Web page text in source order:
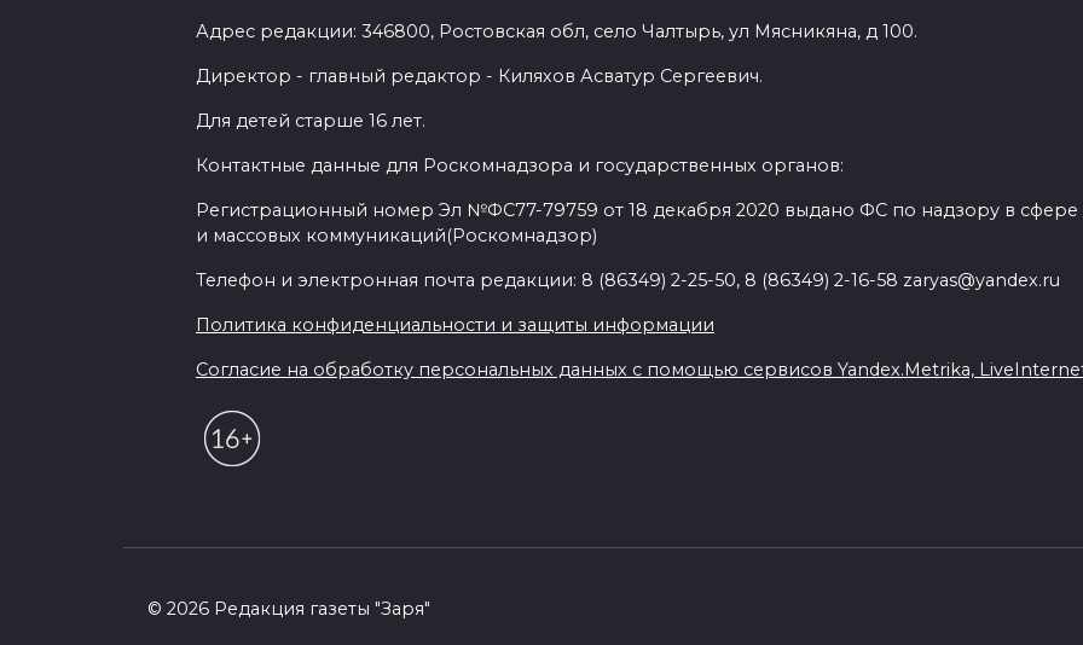
Адрес редакции: 346800, Ростовская обл, село Чалтырь, ул Мясникяна, д 100.
Директор - главный редактор - Киляхов Асватур Сергеевич.
Для детей старше 16 лет.
Контактные данные для Роскомнадзора и государственных органов:
Регистрационный номер Эл №ФС77-79759 от 18 декабря 2020 выдано ФС по надзору в
и массовых коммуникаций(Роскомнадзор)
Телефон и электронная почта редакции: 8 (86349) 2-25-50, 8 (86349) 2-16-58 zaryas@yandex.ru
Политика конфиденциальности и защиты информации
Согласие на обработку персональных данных с помощью сервисов Yandex.Metrika,
© 2026 Редакция газеты "Заря"